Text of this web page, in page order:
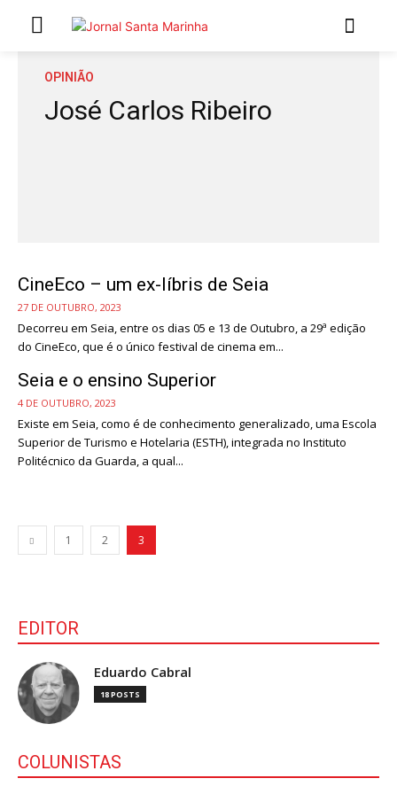
INÍCIO
ÚLTIMAS NOTÍCIAS
ATUALIDADE
POLÍTICA
REGIÃO
SOCIEDADE
OCORRÊNCIAS
EMPRESAS E INOVAÇÃO
DESPORTO
SENENSES PELO MUNDO
EM FOCO
EM LUTO
COLUNISTAS do JSM
Assinaturas
Onde comprar o Jornal
OPINIÃO
José Carlos Ribeiro
CineEco – um ex-líbris de Seia
27 DE OUTUBRO, 2023
Decorreu em Seia, entre os dias 05 e 13 de Outubro, a 29ª edição
do CineEco, que é o único festival de cinema em...
Seia e o ensino Superior
4 DE OUTUBRO, 2023
Existe em Seia, como é de conhecimento generalizado, uma Escola
Superior de Turismo e Hotelaria (ESTH), integrada no Instituto
Politécnico da Guarda, a qual...
1 2 3
EDITOR
Eduardo Cabral
18 POSTS
COLUNISTAS